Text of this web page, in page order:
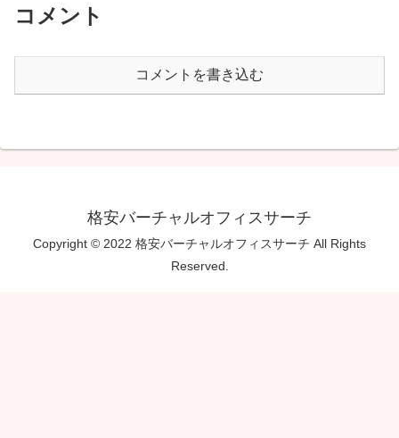
コメント
コメントを書き込む
格安バーチャルオフィスサーチ
Copyright © 2022 格安バーチャルオフィスサーチ All Rights
Reserved.